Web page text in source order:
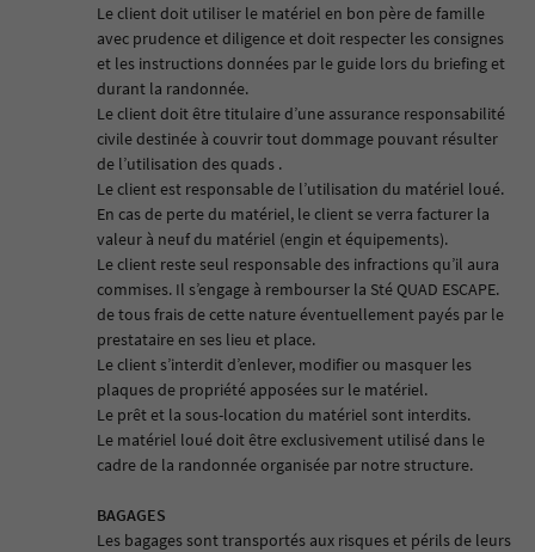
Le client doit utiliser le matériel en bon père de famille
avec prudence et diligence et doit respecter les consignes
et les instructions données par le guide lors du briefing et
durant la randonnée.
Le client doit être titulaire d’une assurance responsabilité
civile destinée à couvrir tout dommage pouvant résulter
de l’utilisation des quads .
Le client est responsable de l’utilisation du matériel loué.
En cas de perte du matériel, le client se verra facturer la
valeur à neuf du matériel (engin et équipements).
Le client reste seul responsable des infractions qu’il aura
commises. Il s’engage à rembourser la Sté QUAD ESCAPE.
de tous frais de cette nature éventuellement payés par le
prestataire en ses lieu et place.
Le client s’interdit d’enlever, modifier ou masquer les
plaques de propriété apposées sur le matériel.
Le prêt et la sous-location du matériel sont interdits.
Le matériel loué doit être exclusivement utilisé dans le
cadre de la randonnée organisée par notre structure.
BAGAGES
Les bagages sont transportés aux risques et périls de leurs